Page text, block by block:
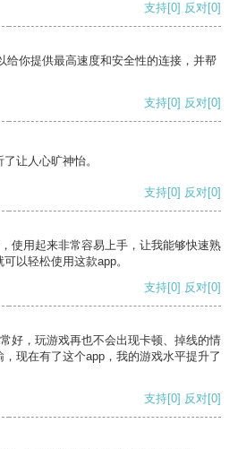
支持[0] 反对[0]
给你提供最高速度和安全性的连接，并帮
支持[0] 反对[0]
让人心旷神怡。
支持[0] 反对[0]
使用起来非常容易上手，让我能够快速熟
以轻松使用这款app。
支持[0] 反对[0]
好，玩游戏再也不会出现卡顿、掉线的情
现在有了这个app，我的游戏水平提升了
支持[0] 反对[0]